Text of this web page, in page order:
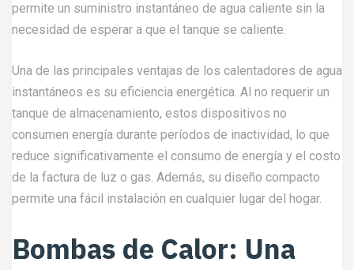
permite un suministro instantáneo de agua caliente sin la
necesidad de esperar a que el tanque se caliente.
Una de las principales ventajas de los calentadores de agua
instantáneos es su eficiencia energética. Al no requerir un
tanque de almacenamiento, estos dispositivos no
consumen energía durante períodos de inactividad, lo que
reduce significativamente el consumo de energía y el costo
de la factura de luz o gas. Además, su diseño compacto
permite una fácil instalación en cualquier lugar del hogar.
Bombas de Calor: Una